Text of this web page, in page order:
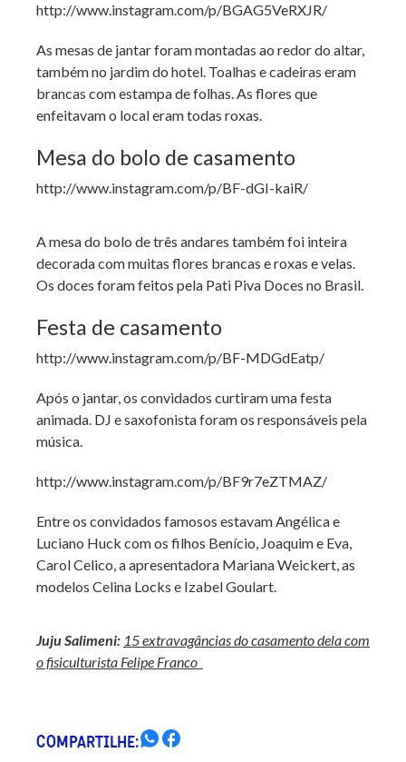
http://www.instagram.com/p/BGAG5VeRXJR/
As mesas de jantar foram montadas ao redor do altar,
também no jardim do hotel. Toalhas e cadeiras eram
brancas com estampa de folhas. As flores que
enfeitavam o local eram todas roxas.
Mesa do bolo de casamento
http://www.instagram.com/p/BF-dGI-kaiR/
A mesa do bolo de três andares também foi inteira
decorada com muitas flores brancas e roxas e velas.
Os doces foram feitos pela Pati Piva Doces no Brasil.
Festa de casamento
http://www.instagram.com/p/BF-MDGdEatp/
Após o jantar, os convidados curtiram uma festa
animada. DJ e saxofonista foram os responsáveis pela
música.
http://www.instagram.com/p/BF9r7eZTMAZ/
Entre os convidados famosos estavam Angélica e
Luciano Huck com os filhos Benício, Joaquim e Eva,
Carol Celico, a apresentadora Mariana Weickert, as
modelos Celina Locks e Izabel Goulart.
Juju Salimeni: 15 extravagâncias do casamento dela com
o fisiculturista Felipe Franco
COMPARTILHE: